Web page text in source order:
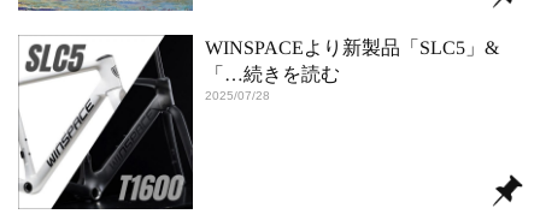
WINSPACEより新製品「SLC5」&
「 …続きを読む
2025/07/28